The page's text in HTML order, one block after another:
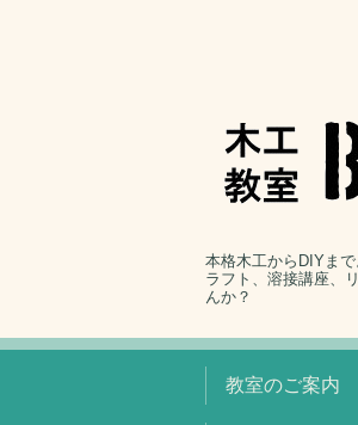
本格木工からDIYま
ラフト、溶接講座、
んか？
教室のご案内